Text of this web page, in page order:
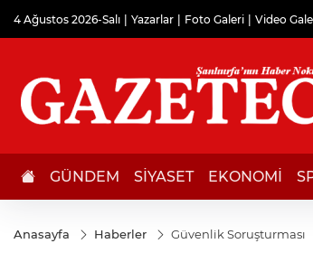
4 Ağustos 2026-Salı Yazarlar Foto Galeri Video
GÜNDEM SİYASET EKONOMİ
Anasayfa Haberler Güvenlik Soruşturması